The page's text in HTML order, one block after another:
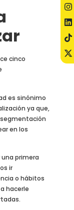
cinco
es sinónimo
ya que,
en los
una primera
ir
o hábitos
hacerle